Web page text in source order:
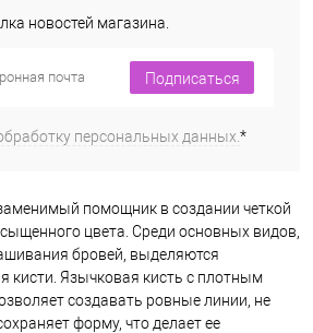
новостей магазина.
Подписаться
персональных данных. *
помощник в создании четкой
цвета. Среди основных видов,
бровей, выделяются
кисти. Язычковая кисть с плотным
создавать ровные линии, не
форму, что делает ее